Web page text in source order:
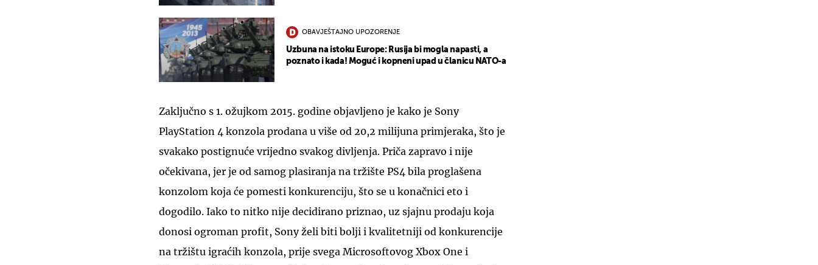
OBAVJEŠTAJNO UPOZORENJE
Uzbuna na istoku Europe: Rusija bi mogla napasti, a
poznato i kada! Moguć i kopneni upad u članicu NATO-a
Zaključno s 1. ožujkom 2015. godine objavljeno je kako je Sony
PlayStation 4 konzola prodana u više od 20,2 milijuna primjeraka, što je
svakako postignuće vrijedno svakog divljenja. Priča zapravo i nije
očekivana, jer je od samog plasiranja na tržište PS4 bila proglašena
konzolom koja će pomesti konkurenciju, što se u konačnici eto i
dogodilo. Iako to nitko nije decidirano priznao, uz sjajnu prodaju koja
donosi ogroman profit, Sony želi biti bolji i kvalitetniji od konkurencije
na tržištu igraćih konzola, prije svega Microsoftovog Xbox One i